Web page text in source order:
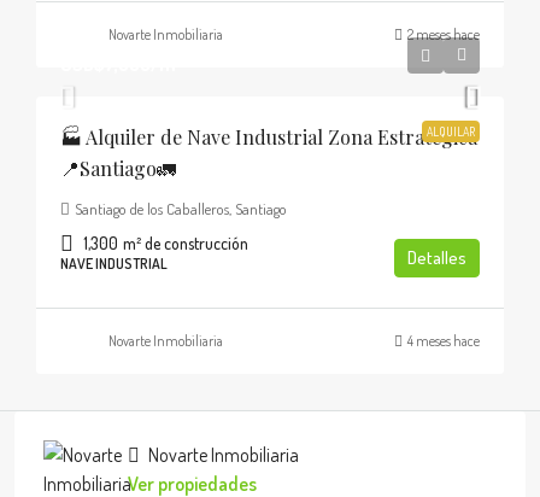
Novarte Inmobiliaria 2 meses hace
ALQUILAR
🏭 Alquiler de Nave Industrial Zona Estratégica
📍Santiago🚛
Santiago de los Caballeros, Santiago
1,300 m² de construcción
NAVE INDUSTRIAL Detalles
Novarte Inmobiliaria 4 meses hace
Novarte Inmobiliaria
Ver propiedades